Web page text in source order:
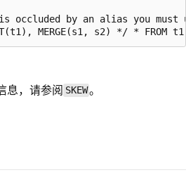
is occluded by an alias you
息，请参阅 SKEW。